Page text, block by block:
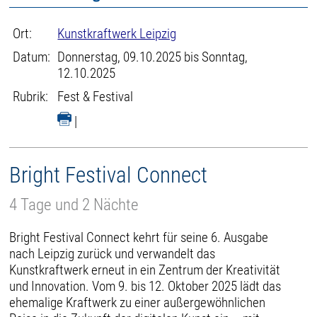
Ort:
Kunstkraftwerk Leipzig
Datum: Donnerstag, 09.10.2025 bis Sonntag,
12.10.2025
Rubrik:
Fest & Festival
|
Bright Festival Connect
4 Tage und 2 Nächte
Bright Festival Connect kehrt für seine 6. Ausgabe
nach Leipzig zurück und verwandelt das
Kunstkraftwerk erneut in ein Zentrum der Kreativität
und Innovation. Vom 9. bis 12. Oktober 2025 lädt das
ehemalige Kraftwerk zu einer außergewöhnlichen